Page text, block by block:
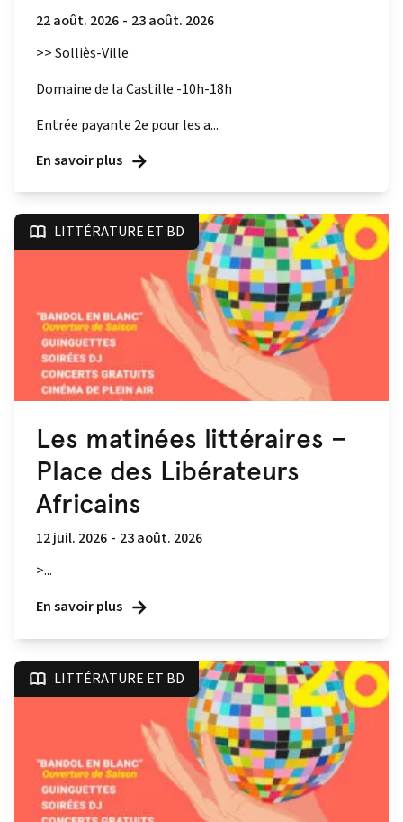
22 août. 2026 - 23 août. 2026
>> Solliès-Ville
Domaine de la Castille -10h-18h
Entrée payante 2e pour les a...
En savoir plus
LITTÉRATURE ET BD
Les matinées littéraires –
Place des Libérateurs
Africains
12 juil. 2026 - 23 août. 2026
>...
En savoir plus
LITTÉRATURE ET BD